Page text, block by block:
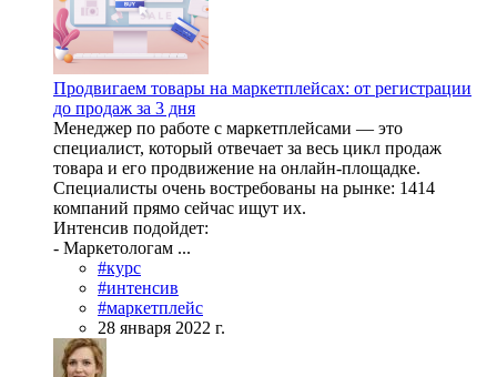
Продвигаем товары на маркетплейсах: от регистрации
до продаж за 3 дня
Менеджер по работе с маркетплейсами — это
специалист, который отвечает за весь цикл продаж
товара и его продвижение на онлайн-площадке.
Специалисты очень востребованы на рынке: 1414
компаний прямо сейчас ищут их.
Интенсив подойдет:
- Маркетологам ...
#курс
#интенсив
#маркетплейс
28 января 2022 г.